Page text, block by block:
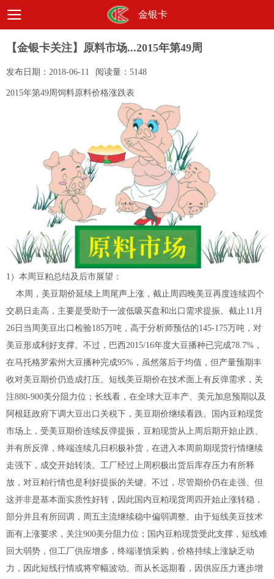
金银卡
【金银卡关注】原料市场...2015年第49周
发布日期： 2018-06-11 阅读量： 5148
2015年第49周饲料原料价格涨跌表
1）本周豆粕总结及后市展望：
本周，美豆期价延续上周尾声上涨，截止周四晚美豆再度连续四个
交易日走高，主要是受助于一波低吸买盘和出口需求提振。截止11月
26日当周美豆出口检验185万吨，高于分析师预估的145-175万吨，对
美豆形成利好支撑。不过，巴西2015/16年度大豆播种已完成78.7%，
在马托格罗索州大豆播种完成95%，虽然落后于均值，但产量预期丰
收对美豆期价仍造成打压。短线美豆期价在技术面上有反弹需求，关
注880-900美分阻力位；长线看，在全球大豆丰产、美元加息预期以及
阿根廷政府下调大豆出口关税下，美豆期价继续看跌。国内豆粕现货
市场上，受美豆期价连续反弹提振，豆粕现货从上周后期开始止跌、
并有所反弹，终端连续几日积极补货，在进入本周前期现货行情继续
走强下，成交开始转淡。工厂经过上周积极出货后库存压力有所释
放，对豆粕行情也是利好提振的关键。不过，尽管期价仍在走强、但
这并非是基本面实质性好转，因此国内豆粕现货周四开始止涨转稳，
部分并且有所回调，周五主流继续稳中偏弱调整。由于短线美豆技术
面有上涨要求，关注900美分阻力位；国内豆粕现货受此支撑，短线难
回大弱势，但工厂供应增多，终端谨慎采购，价格持续上涨缺乏动
力，因此短线行情或将窄幅波动。而从长远期看，因供应压力逐步增